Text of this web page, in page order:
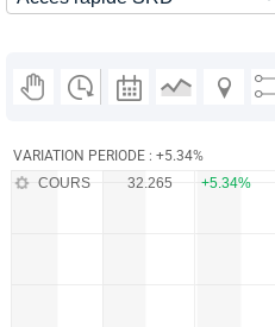
VARIATION PERIODE : +5.34%
COURS 32.265 +5.34%